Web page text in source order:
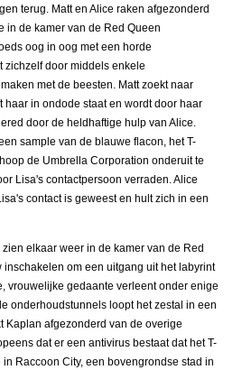
terug. Matt en Alice raken afgezonderd
in de kamer van de Red Queen
oog in oog met een horde
zichzelf door middels enkele
met de beesten. Matt zoekt naar
haar in ondode staat en wordt door haar
door de heldhaftige hulp van Alice.
sample van de blauwe flacon, het T-
de Umbrella Corporation onderuit te
Lisa's contactpersoon verraden. Alice
contact is geweest en hult zich in een
elkaar weer in de kamer van de Red
om een uitgang uit het labyrint
vrouwelijke gedaante verleent onder enige
onderhoudstunnels loopt het zestal in een
Kaplan afgezonderd van de overige
dat er een antivirus bestaat dat het T-
Raccoon City, een bovengrondse stad in